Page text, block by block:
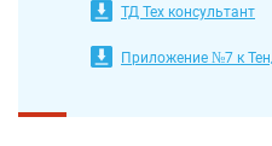
ТД Тех консультант
Приложение №7 к